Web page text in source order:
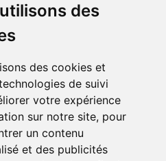
des
des cookies et
de suivi
votre expérience
sur notre site, pour
un contenu
et des publicités
adresses et événements
BrusselsLife.be et découvrez
choix d'événements,
de notre écriture.